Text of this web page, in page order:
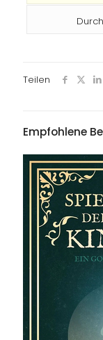
Teilen
Empfohlene